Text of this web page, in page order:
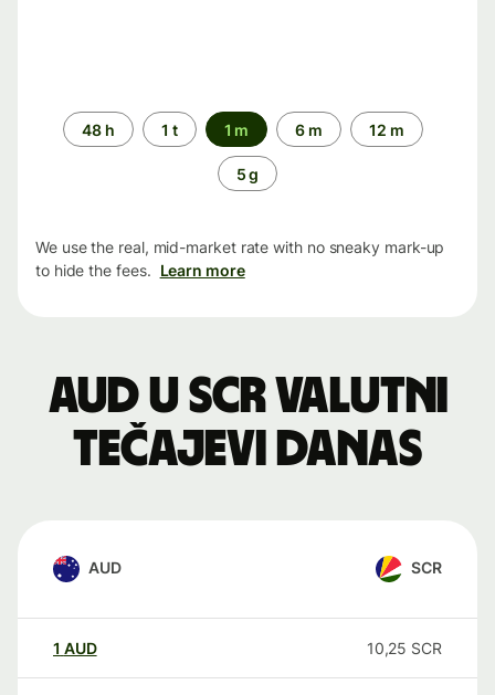
Time
period
48 h 1 t 1 m 6 m 12 m
5 g
We use the real, mid-market rate with no sneaky mark-up
to hide the fees. Learn more
AUD u SCR valutni
tečajevi danas
AUD SCR
1 AUD 10,25 SCR